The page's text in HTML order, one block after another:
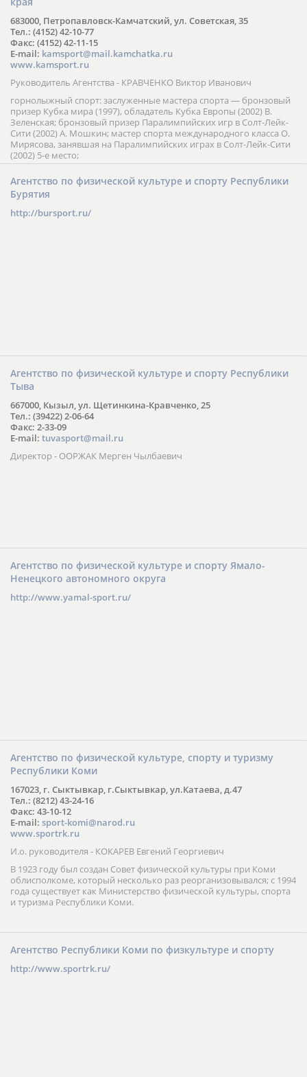
683000, Петропавловск-Камчатский, ул. Советская, 35
Тел.: (4152) 42-10-77
Факс: (4152) 42-11-15
E-mail: kamsport@mail.kamchatka.ru
www.kamsport.ru
Руководитель Агентства - КРАВЧЕНКО Виктор Иванович
горнолыжный спорт: заслуженные мастера спорта — бронзовый
призер Кубка мира (1997), обладатель Кубка Европы (2002) В.
Зеленская; бронзовый призер Паралимпийских игр в Солт-Лейк-
Сити (2002) А. Мошкин; мастер спорта международного класса О.
Мирясова, занявшая на Паралимпийских играх в Солт-Лейк-Сити
(2002) 5-е место;
Агентство по физической культуре и спорту Республики
Бурятия
http://bursport.ru/
Агентство по физической культуре и спорту Республики
Тыва
667000, Кызыл, ул. Щетинкина-Кравченко, 25
Тел.: (39422) 2-06-64
Факс: 2-33-09
E-mail: tuvasport@mail.ru
Директор - ООРЖАК Мерген Чылбаевич
Агентство по физической культуре и спорту Ямало-
Ненецкого автономного округа
http://www.yamal-sport.ru/
Агентство по физической культуре, спорту и туризму
Республики Коми
167023, г. Сыктывкар, г.Сыктывкар, ул.Катаева, д.47
Тел.: (8212) 43-24-16
Факс: 43-10-12
E-mail: sport-komi@narod.ru
www.sportrk.ru
И.о. руководителя - КОКАРЕВ Евгений Георгиевич
В 1923 году был создан Совет физической культуры при Коми
облисполкоме, который несколько раз реорганизовывался; с 1994
года существует как Министерство физической культуры, спорта
и туризма Республики Коми.
Агентство Республики Коми по физкультуре и спорту
http://www.sportrk.ru/